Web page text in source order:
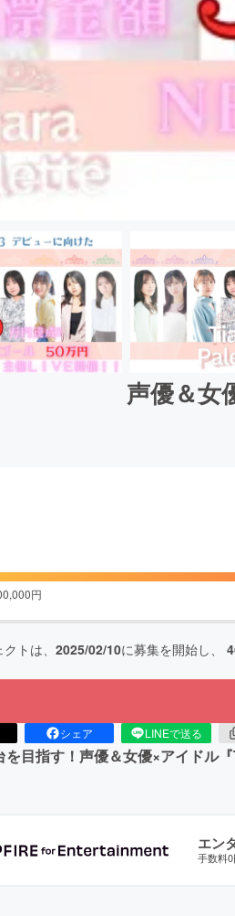
声優＆女
円
トは、 2025/02/10に募集を開始し、
シェア LINEで送る
を目指す！声優＆女優×アイドル
エン
手数料